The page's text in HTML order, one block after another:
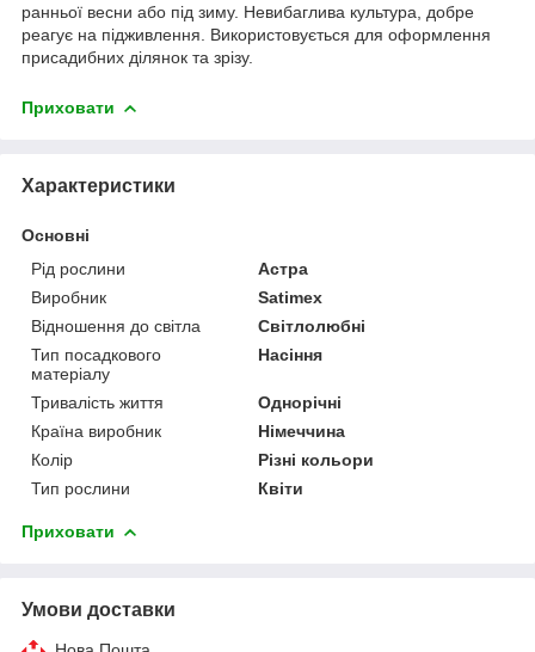
ранньої весни або під зиму. Невибаглива культура, добре
реагує на підживлення. Використовується для оформлення
присадибних ділянок та зрізу.
Приховати
Характеристики
Основні
Рід рослини
Астра
Виробник
Satimex
Відношення до світла
Світлолюбні
Тип посадкового
матеріалу
Насіння
Тривалість життя
Однорічні
Країна виробник
Німеччина
Колір
Різні кольори
Тип рослини
Квіти
Приховати
Умови доставки